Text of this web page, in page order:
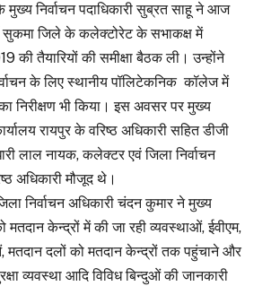
निर्वाचन पदाधिकारी सुब्रत साहू ने आज
सुकमा जिले के कलेक्टोरेट के सभाकक्ष में
की तैयारियों की समीक्षा बैठक ली। उन्होंने
के लिए स्थानीय पॉलिटेकनिक कॉलेज में
निरीक्षण भी किया। इस अवसर पर मुख्य
रायपुर के वरिष्ठ अधिकारी सहित डीजी
लाल नायक, कलेक्टर एवं जिला निर्वाचन
अधिकारी मौजूद थे।
निर्वाचन अधिकारी चंदन कुमार ने मुख्य
मतदान केन्द्रों में की जा रही व्यवस्थाओं, ईवीएम,
मतदान दलों को मतदान केन्द्रों तक पहुंचाने और
व्यवस्था आदि विविध बिन्दुओं की जानकारी